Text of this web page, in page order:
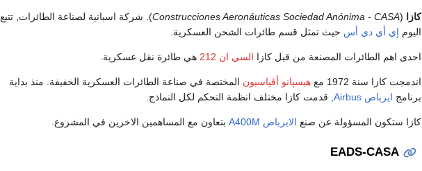
كازا (
Construcciones Aeronáuticas Sociedad Anónima - CASA). شركة اسبانية لصناعة الطائرات, تتبع
اليوم إي أي دي أس حيث تمثل قسم طائرات الشحن العسكرية.
احدى اهم الطائرات المصنعة من قبل كازا السي ان 212 هي طائرة نقل عسكرية.
اندمجت كازا سنة 1972 مع هيسپانو أڤياسيون المختصة في صناعة الطائرات العسكرية الخفيفة. منذ بداية
برنامج ايرباص Airbus , قدمت كازا مختلف انظمة التحكم لكل النماذج.
كازا ستكون المسؤولة عن صنع الايرباص A400M بتعاون مع المساهمين الاخرين في المشروع.
EADS-CASA